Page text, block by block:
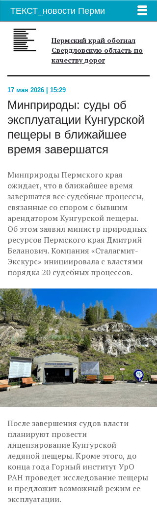
ТЕКСТ_новости Перми
Пермский край обогнал
Свердловскую область по
качеству дорог
17 мая 2026 | 15:29
Минприроды: суды об
эксплуатации Кунгурской
пещеры в ближайшее
время завершатся
Минприроды Пермского края
ожидает, что в ближайшее время
завершатся все судебные процессы,
связанные со спором с бывшим
арендатором Кунгурской пещеры.
Об этом заявил министр природных
ресурсов Пермского края Дмитрий
Беланович. Компания «Сталагмит-
Экскурс» инициировала с властями
порядка 20 судебных процессов.
После завершения судов власти
планируют провести
лицензирование Кунгурской
ледяной пещеры. Кроме этого, до
конца года Горный институт УрО
РАН проведет исследование пещеры
и предложит возможный режим ее
эксплуатации.